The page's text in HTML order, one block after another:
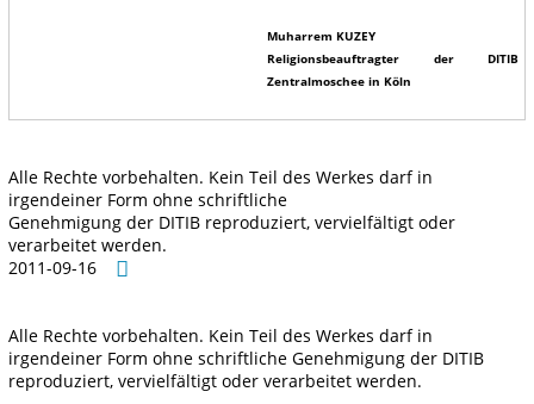
Muharrem KUZEY
Religionsbeauftragter der DITIB
Zentralmoschee in Köln
Alle Rechte vorbehalten. Kein Teil des Werkes darf in
irgendeiner Form ohne schriftliche
Genehmigung der DITIB reproduziert, vervielfältigt oder
verarbeitet werden.
2011-09-16
Alle Rechte vorbehalten. Kein Teil des Werkes darf in
irgendeiner Form ohne schriftliche Genehmigung der DITIB
reproduziert, vervielfältigt oder verarbeitet werden.